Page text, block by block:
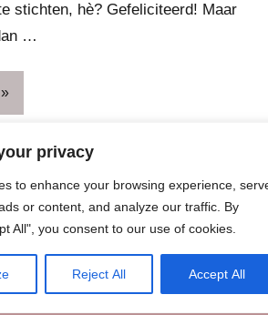
privacy
to enhance your browsing experience,
or content, and analyze our traffic. By
All", you consent to our use of cookies.
Reject All Accept All
stichten, hè? Gefeliciteerd! Maar
…
Oudersenzo.nl-Kinderliedjes.info-